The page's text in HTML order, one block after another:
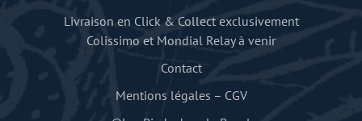
Livraison en Click & Collect exclusivement
Colissimo et Mondial Relay à venir
Contact
Mentions légales – CGV